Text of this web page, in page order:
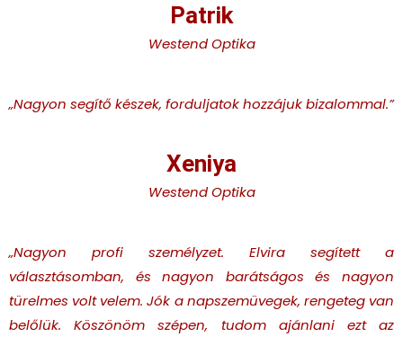
Patrik
Westend Optika
„Nagyon segítő készek, forduljatok hozzájuk bizalommal.”
Xeniya
Westend Optika
„Nagyon profi személyzet. Elvira segített a
választásomban, és nagyon barátságos és nagyon
türelmes volt velem. Jók a napszemüvegek, rengeteg van
belőlük. Köszönöm szépen, tudom ajánlani ezt az